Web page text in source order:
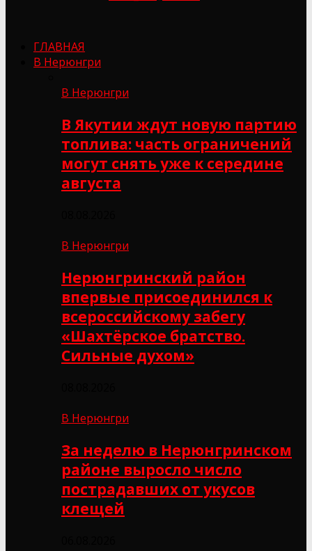
ГЛАВНАЯ
В Нерюнгри
В Нерюнгри
В Якутии ждут новую партию
топлива: часть ограничений
могут снять уже к середине
августа
В Нерюнгри
Нерюнгринский район
впервые присоединился к
всероссийскому забегу
«Шахтёрское братство.
Сильные духом»
В Нерюнгри
За неделю в Нерюнгринском
районе выросло число
пострадавших от укусов
клещей